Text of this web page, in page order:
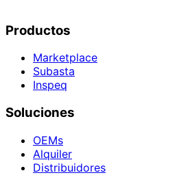
Productos
Marketplace
Subasta
Inspeq
Soluciones
OEMs
Alquiler
Distribuidores